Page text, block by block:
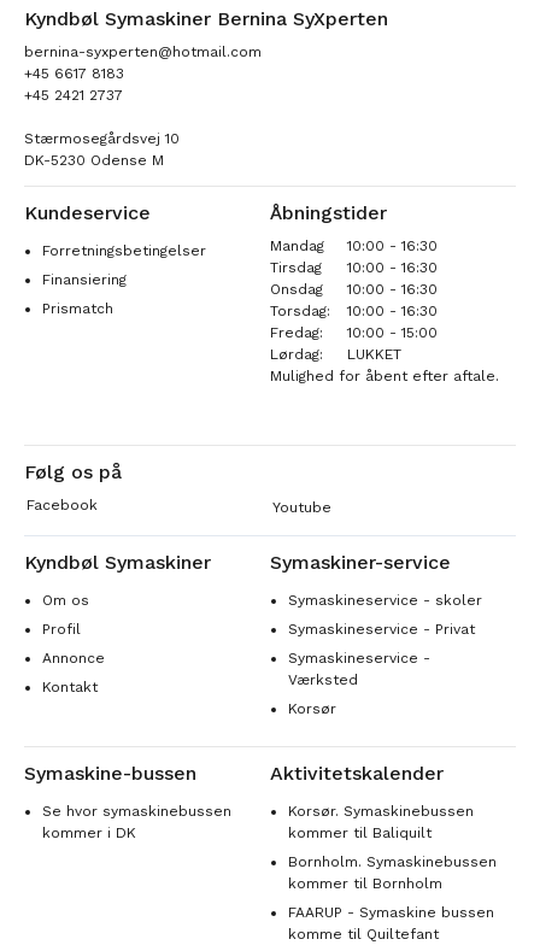
Kyndbøl Symaskiner Bernina SyXperten
bernina-syxperten@hotmail.com
+45 6617 8183
+45 2421 2737
Stærmosegårdsvej 10
DK-5230 Odense M
Kundeservice
Forretningsbetingelser
Finansiering
Prismatch
Åbningstider
Mandag
10:00 - 16:30
Tirsdag
10:00 - 16:30
Onsdag
10:00 - 16:30
Torsdag:
10:00 - 16:30
Fredag:
10:00 - 15:00
Lørdag:
LUKKET
Mulighed for åbent efter aftale.
Følg os på
Facebook Youtube
Kyndbøl Symaskiner
Om os
Profil
Annonce
Kontakt
Symaskiner-service
Symaskineservice - skoler
Symaskineservice - Privat
Symaskineservice -
Værksted
Korsør
Symaskine-bussen
Se hvor symaskinebussen
kommer i DK
Aktivitetskalender
Korsør. Symaskinebussen
kommer til Baliquilt
Bornholm. Symaskinebussen
kommer til Bornholm
FAARUP - Symaskine bussen
komme til Quiltefant